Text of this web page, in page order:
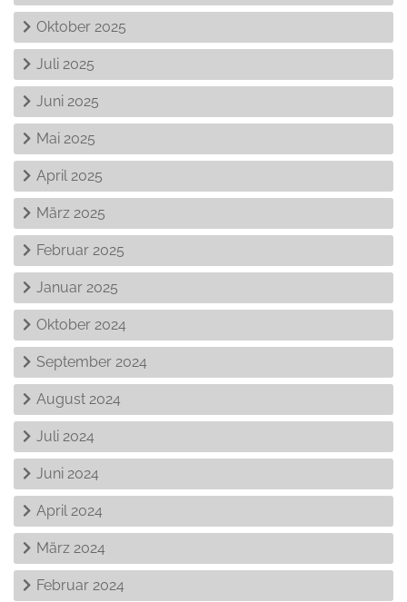
Oktober 2025
Juli 2025
Juni 2025
Mai 2025
April 2025
März 2025
Februar 2025
Januar 2025
Oktober 2024
September 2024
August 2024
Juli 2024
Juni 2024
April 2024
März 2024
Februar 2024